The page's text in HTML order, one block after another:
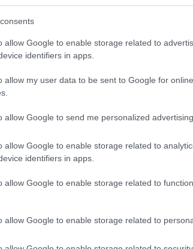
allow Google to enable storage related to
identifiers in apps.
allow my user data to be sent to Google for
allow Google to send me personalized advertising.
allow Google to enable storage related to
identifiers in apps.
allow Google to enable storage related to
allow Google to enable storage related to
és
használtan
7636
a
17:50
Ám 2002-ben egy más érdekességre is